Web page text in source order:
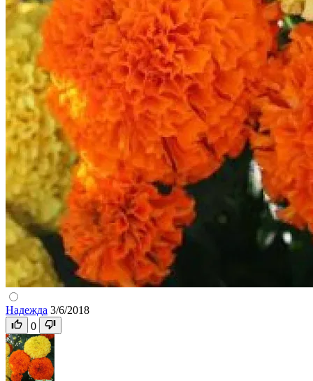
Надежда 3/6/2018
0